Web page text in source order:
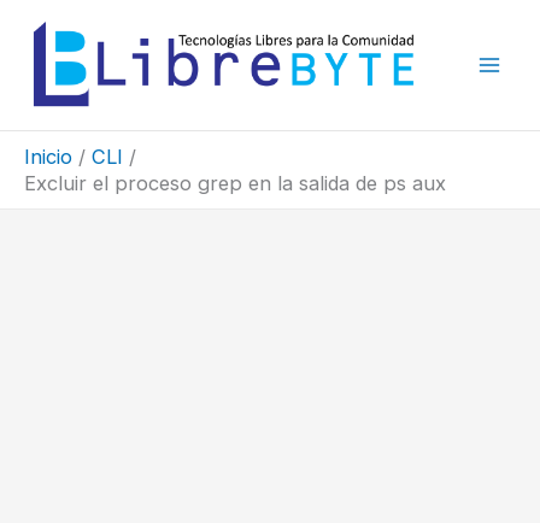
contenido
Inicio
CLI
Excluir el proceso grep en la salida de ps aux